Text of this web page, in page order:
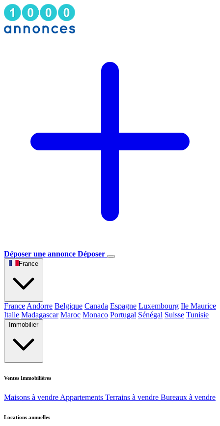
Déposer une annonce Déposer
France
France Andorre Belgique Canada Espagne Luxembourg Ile Maurice
Italie Madagascar Maroc Monaco Portugal Sénégal Suisse Tunisie
Immobilier
Ventes Immobilières
Maisons à vendre Appartements Terrains à vendre Bureaux à vendre
Locations annuelles